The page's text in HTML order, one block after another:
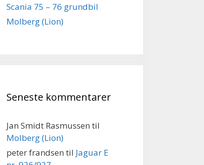
Scania 75 – 76 grundbil
Molberg (Lion)
Seneste kommentarer
Jan Smidt Rasmussen til
Molberg (Lion)
peter frandsen til Jaguar E